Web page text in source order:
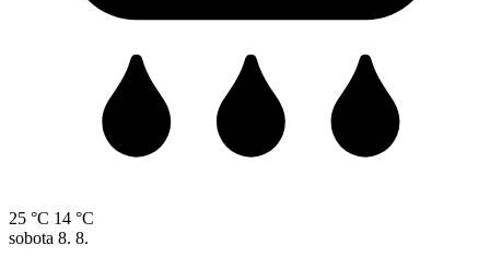
25 °C 14 °C
sobota 8. 8.